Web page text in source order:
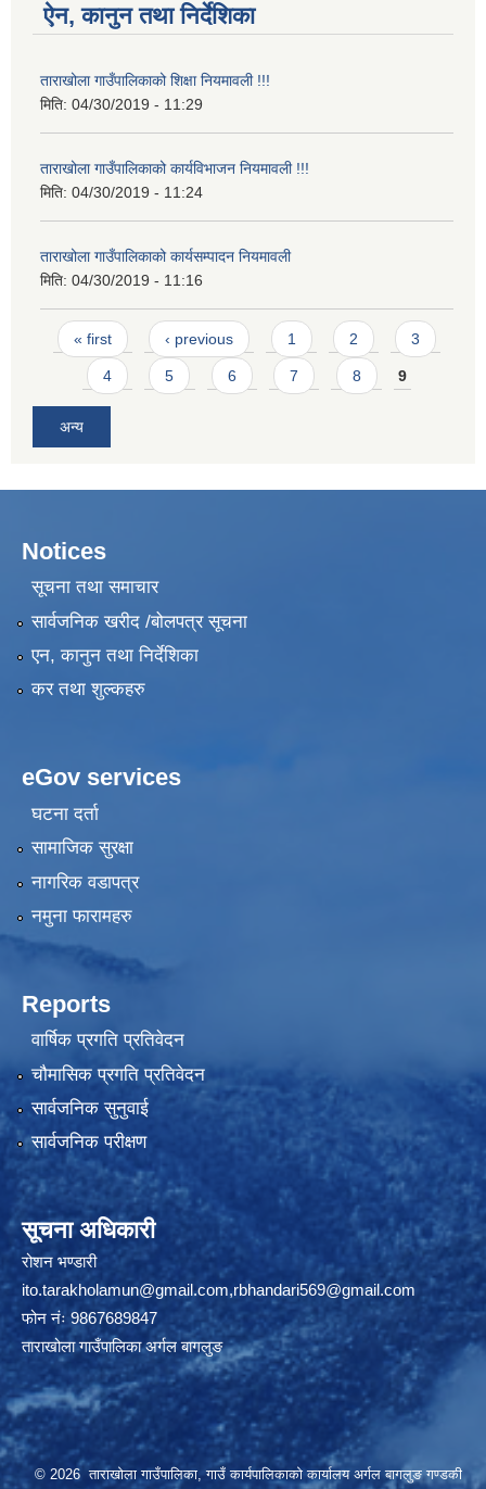
ऐन, कानुन तथा निर्देशिका
ताराखोला गाउँपालिकाको शिक्षा नियमावली !!!
मिति: 04/30/2019 - 11:29
ताराखोला गाउँपालिकाको कार्यविभाजन नियमावली !!!
मिति: 04/30/2019 - 11:24
ताराखोला गाउँपालिकाको कार्यसम्पादन नियमावली
मिति: 04/30/2019 - 11:16
Pages
« first ‹ previous 1 2 3
4 5 6 7 8 9
अन्य
Notices
सूचना तथा समाचार
सार्वजनिक खरीद /बोलपत्र सूचना
एन, कानुन तथा निर्देशिका
कर तथा शुल्कहरु
eGov services
घटना दर्ता
सामाजिक सुरक्षा
नागरिक वडापत्र
नमुना फारामहरु
Reports
वार्षिक प्रगति प्रतिवेदन
चौमासिक प्रगति प्रतिवेदन
सार्वजनिक सुनुवाई
सार्वजनिक परीक्षण
सूचना अधिकारी
रोशन भण्डारी
ito.tarakholamun@gmail.com,rbhandari569@gmail.com
फोन नंः 9867689847
ताराखोला गाउँपालिका अर्गल बागलुङ
© 2026 ताराखोला गाउँपालिका, गाउँ कार्यपालिकाको कार्यालय अर्गल बागलुङ गण्डकी